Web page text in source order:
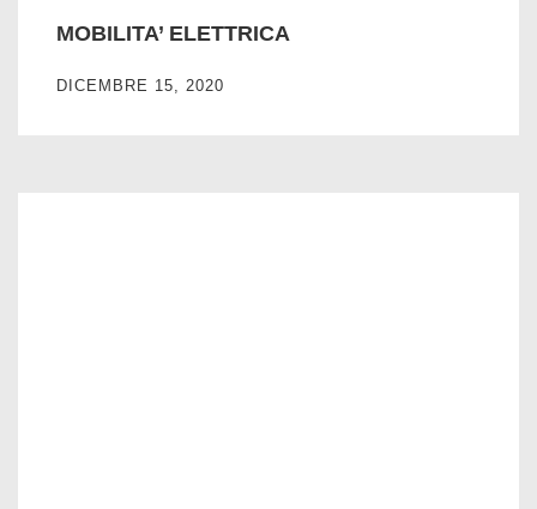
MOBILITA’ ELETTRICA
DICEMBRE 15, 2020